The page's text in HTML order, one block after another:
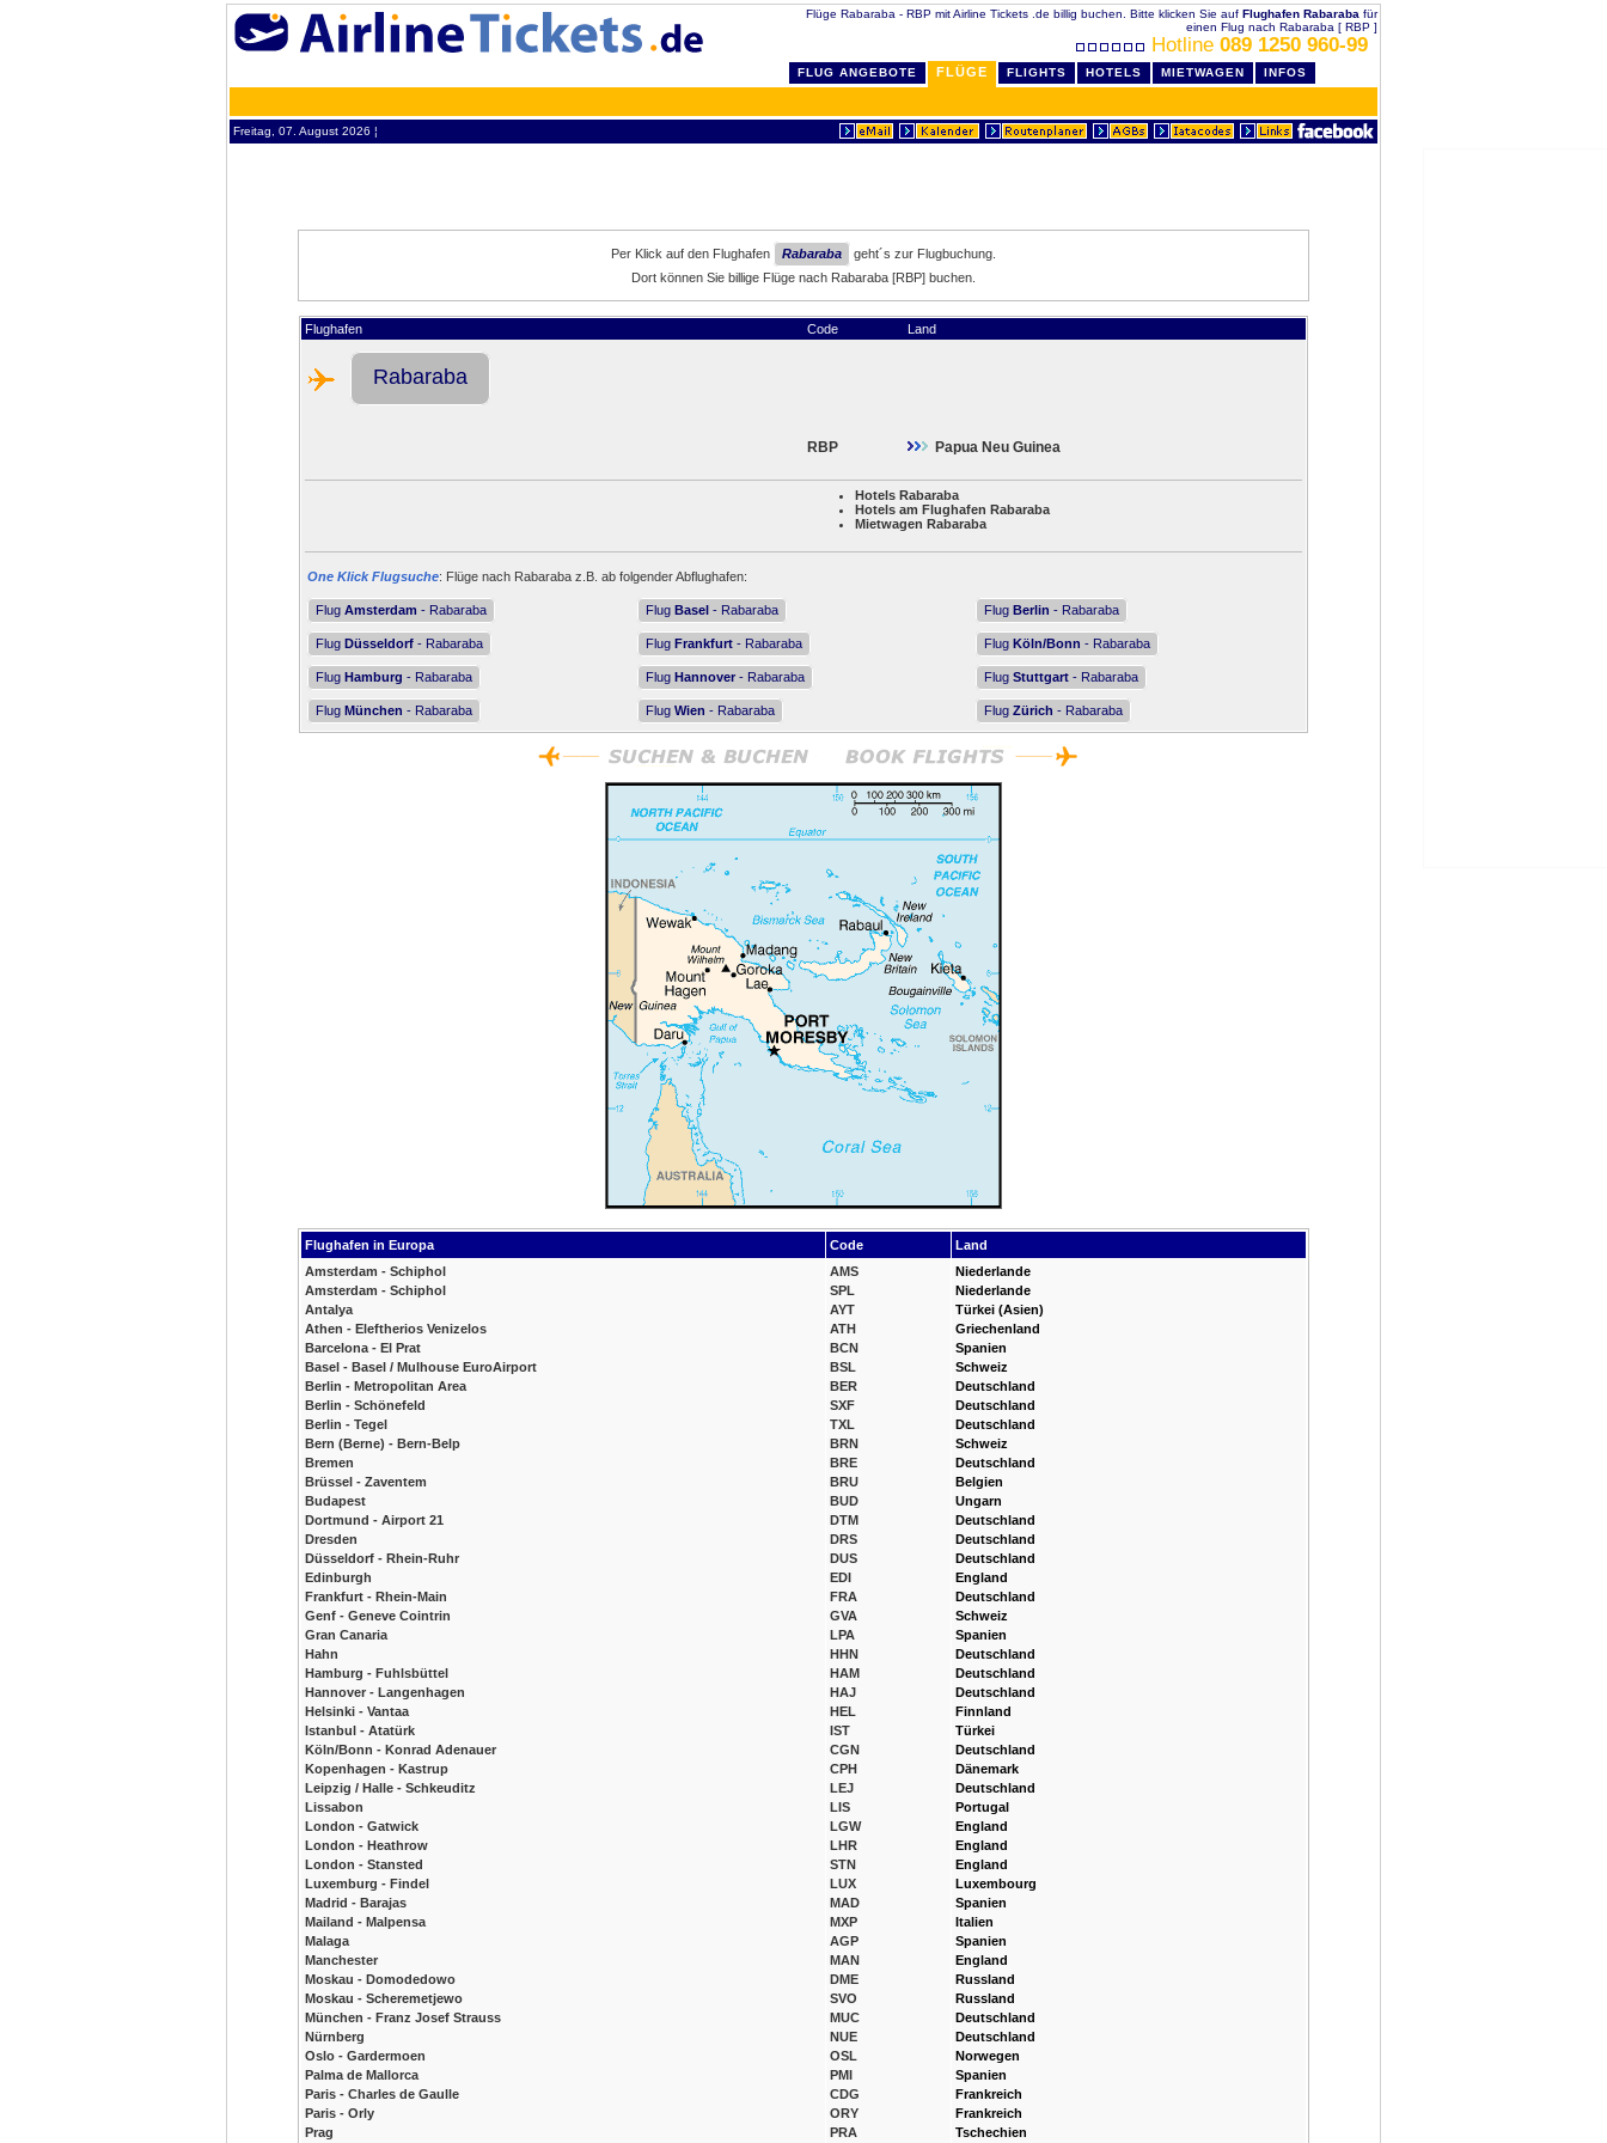
Flüge Rabaraba - RBP mit Airline Tickets .de billig buchen. Bitte klicken Sie auf Flughafen Rabaraba für
einen Flug nach Rabaraba [ RBP ]
Hotline 089 1250 960-99
FLUG ANGEBOTE FLÜGE FLIGHTS HOTELS MIETWAGEN INFOS
Freitag, 07. August 2026 ¦
Per Klick auf den Flughafen Rabaraba
geht´s zur Flugbuchung.
Dort können Sie billige Flüge nach Rabaraba [RBP] buchen.
Flughafen Code Land
Rabaraba
RBP Papua Neu Guinea
Hotels Rabaraba
Hotels am Flughafen Rabaraba
Mietwagen Rabaraba
One Klick Flugsuche: Flüge nach Rabaraba z.B. ab folgender Abflughafen:
Flug Amsterdam - Rabaraba Flug Basel - Rabaraba Flug Berlin - Rabaraba
Flug Düsseldorf - Rabaraba Flug Frankfurt - Rabaraba Flug Köln/Bonn - Rabaraba
Flug Hamburg - Rabaraba Flug Hannover - Rabaraba Flug Stuttgart - Rabaraba
Flug München - Rabaraba Flug Wien - Rabaraba Flug Zürich - Rabaraba
Flughafen in Europa Code
Land
Amsterdam - Schiphol
Amsterdam - Schiphol
Antalya
Athen - Eleftherios Venizelos
Barcelona - El Prat
Basel - Basel / Mulhouse EuroAirport
Berlin - Metropolitan Area
Berlin - Schönefeld
Berlin - Tegel
Bern (Berne) - Bern-Belp
Bremen
Brüssel - Zaventem
Budapest
Dortmund - Airport 21
Dresden
Düsseldorf - Rhein-Ruhr
Edinburgh
Frankfurt - Rhein-Main
Genf - Geneve Cointrin
Gran Canaria
Hahn
Hamburg - Fuhlsbüttel
Hannover - Langenhagen
Helsinki - Vantaa
Istanbul - Atatürk
Köln/Bonn - Konrad Adenauer
Kopenhagen - Kastrup
Leipzig / Halle - Schkeuditz
Lissabon
London - Gatwick
London - Heathrow
London - Stansted
Luxemburg - Findel
Madrid - Barajas
Mailand - Malpensa
Malaga
Manchester
Moskau - Domodedowo
Moskau - Scheremetjewo
München - Franz Josef Strauss
Nürnberg
Oslo - Gardermoen
Palma de Mallorca
Paris - Charles de Gaulle
Paris - Orly
Prag
AMS
SPL
AYT
ATH
BCN
BSL
BER
SXF
TXL
BRN
BRE
BRU
BUD
DTM
DRS
DUS
EDI
FRA
GVA
LPA
HHN
HAM
HAJ
HEL
IST
CGN
CPH
LEJ
LIS
LGW
LHR
STN
LUX
MAD
MXP
AGP
MAN
DME
SVO
MUC
NUE
OSL
PMI
CDG
ORY
PRA
Niederlande
Niederlande
Türkei (Asien)
Griechenland
Spanien
Schweiz
Deutschland
Deutschland
Deutschland
Schweiz
Deutschland
Belgien
Ungarn
Deutschland
Deutschland
Deutschland
England
Deutschland
Schweiz
Spanien
Deutschland
Deutschland
Deutschland
Finnland
Türkei
Deutschland
Dänemark
Deutschland
Portugal
England
England
England
Luxembourg
Spanien
Italien
Spanien
England
Russland
Russland
Deutschland
Deutschland
Norwegen
Spanien
Frankreich
Frankreich
Tschechien